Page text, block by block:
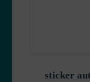
sticker